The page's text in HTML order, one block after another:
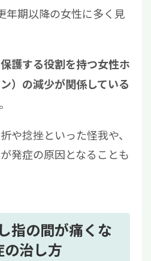
年期以降の女性に多く見
護する役割を持つ女性ホ
）の減少が関係している
や捻挫といった怪我や、
発症の原因となることも
指の間が痛くな
の治し方